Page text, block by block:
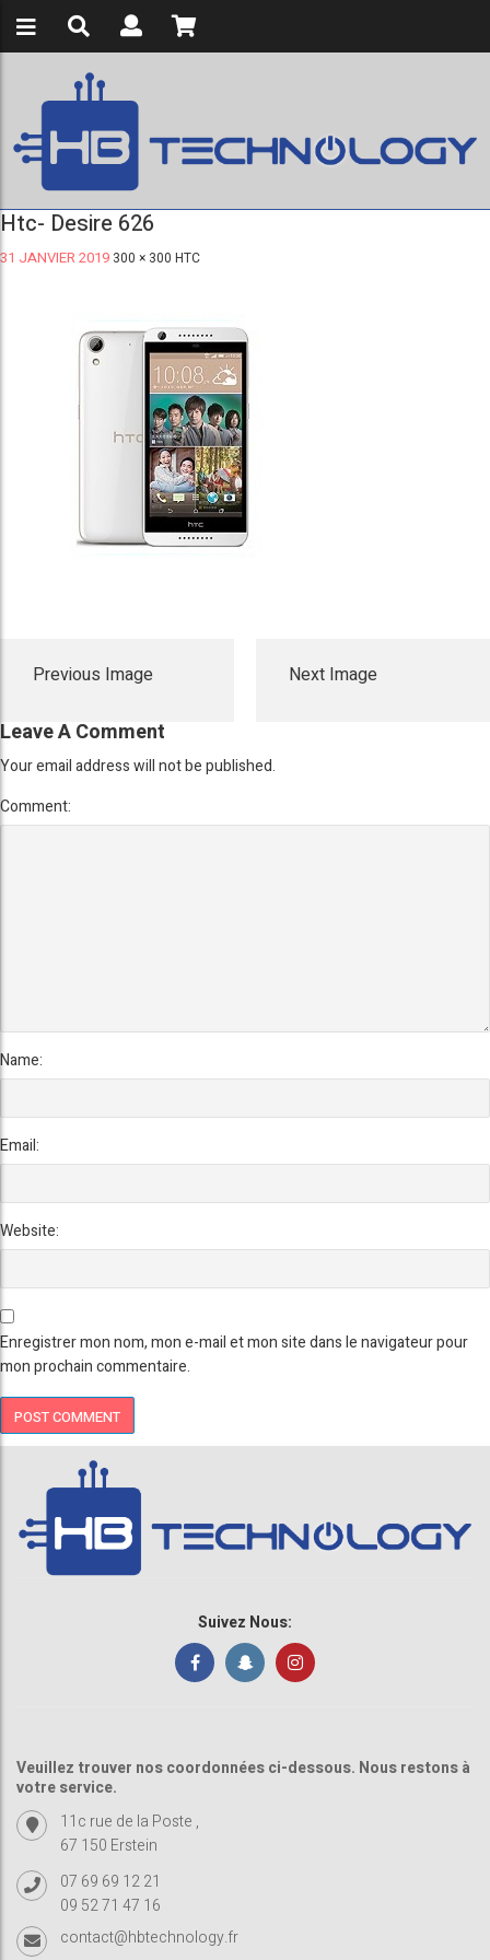
Htc- Desire 626
31 JANVIER 2019 300 × 300 HTC
Previous Image Next Image
Leave A Comment
Your email address will not be published.
Comment:
Name:
Email:
Website:
Enregistrer mon nom, mon e-mail et mon site dans le navigateur pour
mon prochain commentaire.
Suivez Nous:
Veuillez trouver nos coordonnées ci-dessous. Nous restons à
votre service.
11c rue de la Poste ,
67 150 Erstein
07 69 69 12 21
09 52 71 47 16
contact@hbtechnology.fr